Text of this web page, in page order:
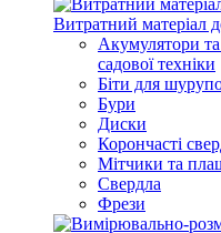
Витратний матеріал
Акумулятори та
садової техніки
Біти для
Бури
Диски
Корончасті
Мітчики та
Свердла
Фрези